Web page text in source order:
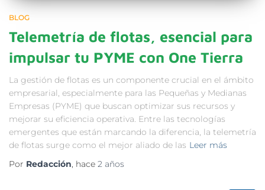
BLOG
Telemetría de flotas, esencial para
impulsar tu PYME con One Tierra
La gestión de flotas es un componente crucial en el ámbito
empresarial, especialmente para las Pequeñas y Medianas
Empresas (PYME) que buscan optimizar sus recursos y
mejorar su eficiencia operativa. Entre las tecnologías
emergentes que están marcando la diferencia, la telemetría
de flotas surge como el mejor aliado de las Leer más
Por Redacción, hace 2 años